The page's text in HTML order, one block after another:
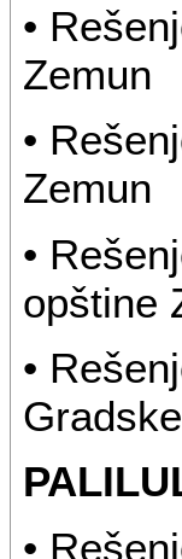
•
Zemun
•
Zemun
•
opštine
•
•